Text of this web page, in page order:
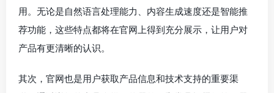
用。无论是自然语言处理能力、内容生成速度还是智能推
荐功能，这些特点都将在官网上得到充分展示，让用户对
产品有更清晰的认识。
其次，官网也是用户获取产品信息和技术支持的重要渠